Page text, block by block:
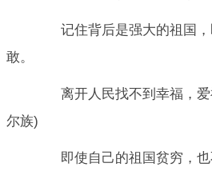
记住背后是强大的祖国，
敢。
离开人民找不到幸福，爱
尔族)
即使自己的祖国贫穷，也